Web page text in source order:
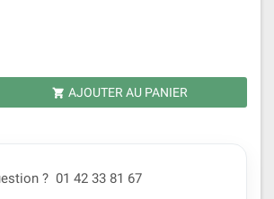
 AJOUTER AU PANIER
? 01 42 33 81 67